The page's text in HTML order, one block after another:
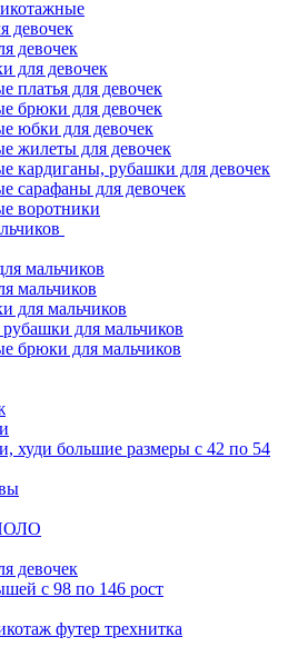
девочек
девочек
для девочек
платья для девочек
брюки для девочек
юбки для девочек
жилеты для девочек
кардиганы, рубашки для девочек
сарафаны для девочек
воротники
мальчиков
мальчиков
для мальчиков
для мальчиков
брюки для мальчиков
худи большие размеры с 42 по 54
девочек
с 98 по 146 рост
футер трехнитка